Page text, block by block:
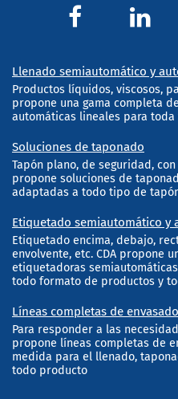
Llenado semiautomático y
Productos líquidos, viscosos,
propone una gama completa
automáticas lineales para
Soluciones de taponado
Tapón plano, de seguridad,
propone soluciones de
adaptadas a todo tipo de
Etiquetado semiautomático y
Etiquetado encima, debajo,
envolvente, etc. CDA propone
etiquetadoras
todo formato de productos y
Líneas completas de envasado
Para responder a las
propone líneas completas de
medida para el llenado,
todo producto